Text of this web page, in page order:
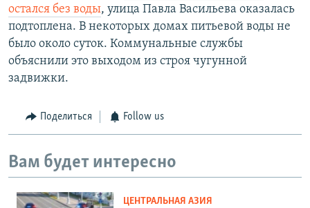
остался без воды, улица Павла Васильева оказалась
подтоплена. В некоторых домах питьевой воды не
было около суток. Коммунальные службы
объяснили это выходом из строя чугунной
задвижки.
Поделиться Follow us
Вам будет интересно
ЦЕНТРАЛЬНАЯ АЗИЯ